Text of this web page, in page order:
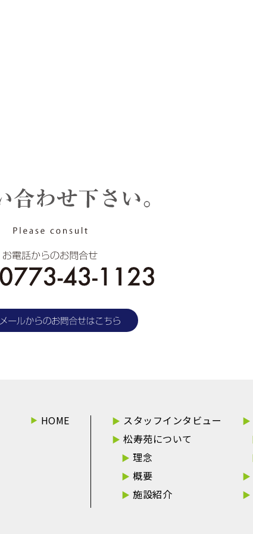
HOME
スタッフインタビュー
松寿苑について
理念
概要
施設紹介